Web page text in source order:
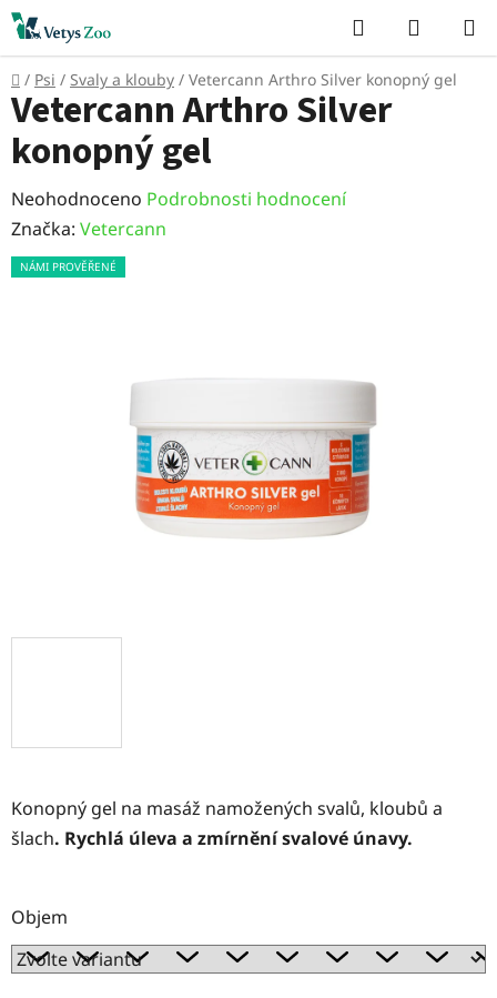
Přejít
na
obsah
Hledat
KOŠÍK
Domů
/ Psi / Svaly a klouby / Vetercann Arthro Silver konopný gel
Konopný gel na masáž namožených svalů, kloubů a
šlach. Rychlá úleva a zmírnění svalové únavy.
Objem
Vetercann Arthro Silver
konopný gel
Průměrné
hodnocení
produktu
Neohodnoceno Podrobnosti hodnocení
Značka: Vetercann
NÁMI PROVĚŘENÉ